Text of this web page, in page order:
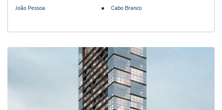
João Pessoa Cabo Branco